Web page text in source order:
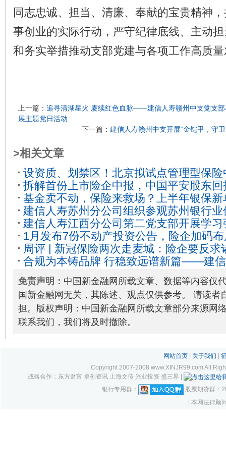
同志忠诚、担当、清廉、奉献的宝贵精神
事创业的实际行动，严守纪律底线、主动
和务实举措推动支部党建与各项工作高质
上一篇： 追寻清湖星火 赓续红色血脉——建信人寿赣州中支党支
展主题党日活动
下一篇： 建信人寿赣州中支开展“金铠甲，守
>相关文章
设资质、划禁区！北京拟试点管理型保
望阳光化？2022-08-09
拆解首份上市险企中报，中国平安股东
何在？2022-08-25
基金卖不动，保险来救场？上半年银保
险企开启双向奔赴模式2022-08-30
建信人寿苏州分公司组织参观苏州银行
地2023-09-13
建信人寿江西分公司第二党支部开展学
日活动2023-10-31
1月发布7份不动产投资公告，险企加码
内：目前投资性价比高2023-02-11
周评 | 新冠保险两次走麦城：险企要反求
苛责2022-12-19
合规为本铸品牌 行稳致远谱新篇——建
规管理实践2025-12-02
免责声明： 中国新金融网所载文章、数据等内容仅
国新金融网无关，其陈述、观点仅供参考。 请读者
担。版权声明：中国新金融网所载文章部分来源网
联系我们，我们将及时撤除。
网站首页| 关于我们
Copyright 2007-2008 www.XINJR99.com All
战略合作：东方财富 卓创资讯 上海文传 兴业投资 盛三界 |
银行专用群：
股票期货群：
| 本网法律顾